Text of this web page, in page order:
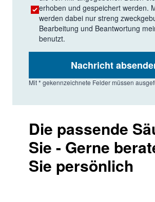
ETFE
geeignet für
wässrige
FEP und PFA
Alle Kapillaren sind in
Innendurchmesser, Längen und
der passenden Kapillaren für Ihre
erhoben und gespeichert werden.
werden dabei nur streng
Bearbeitung und Beantwortung
benutzt.
Nachricht
Mit * gekennzeichnete Felder müssen
Die passende
Sie - Gerne
Sie persönlich